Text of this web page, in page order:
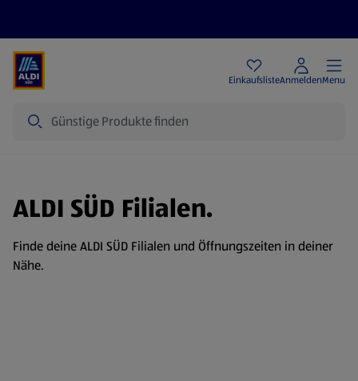
EinkaufslisteAnmeldenMenu
ALDI SÜD Filialen.
Finde deine ALDI SÜD Filialen und Öffnungszeiten in deiner
Nähe.